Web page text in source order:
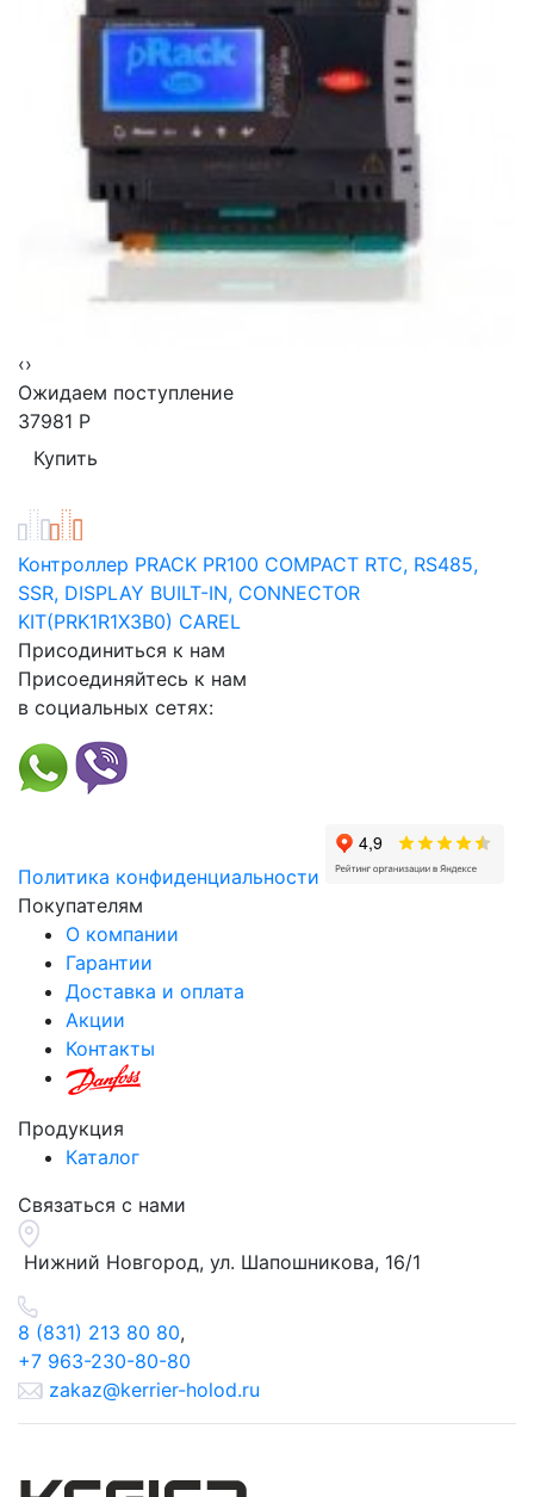
‹›
Ожидаем поступление
37981 Р
Контроллер PRACK PR100 COMPACT RTC, RS485,
SSR, DISPLAY BUILT-IN, CONNECTOR
KIT(PRK1R1X3B0) CAREL
Присодиниться к нам
Присоединяйтесь к нам
в социальных сетях:
Политика конфиденциальности
Покупателям
О компании
Гарантии
Доставка и оплата
Акции
Контакты
Продукция
Каталог
Связаться с нами
Нижний Новгород, ул. Шапошникова, 16/1
8 (831) 213 80 80,
+7 963-230-80-80
zakaz@kerrier-holod.ru